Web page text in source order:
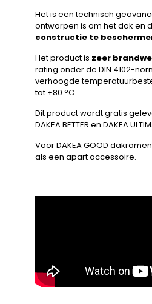
Het is een technisch
ontworpen is om het dak en
constructie te
Het product is zeer
rating onder de DIN 4102-
verhoogde
tot +80 °C.
Dit product wordt gratis
DAKEA BETTER en DAKEA
Voor DAKEA GOOD
als een apart accessoire.